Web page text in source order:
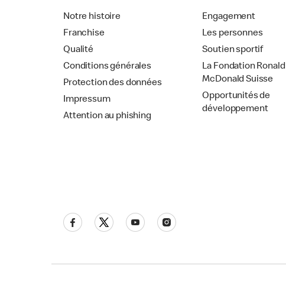
Notre histoire
Franchise
Qualité
Conditions générales
Protection des données
Impressum
Attention au phishing
Engagement
Les personnes
Soutien sportif
La Fondation Ronald
McDonald Suisse
Opportunités de
développement